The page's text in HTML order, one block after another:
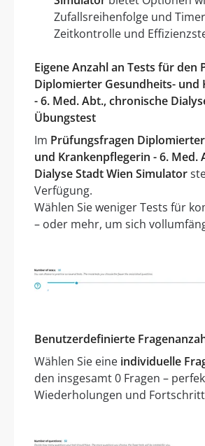
Zufallsreihenfolge und
Zeitkontrolle und
Eigene Anzahl an Tests für den
Diplomierter Gesundheits- und
- 6. Med. Abt., chronische
Übungstest
Im Prüfungsfragen
und Krankenpflegerin - 6. Med.
Dialyse Stadt Wien Simulator
Verfügung.
Wählen Sie weniger Tests für
– oder mehr, um sich
Benutzerdefinierte
Wählen Sie eine individuelle
den insgesamt 0 Fragen –
Wiederholungen und